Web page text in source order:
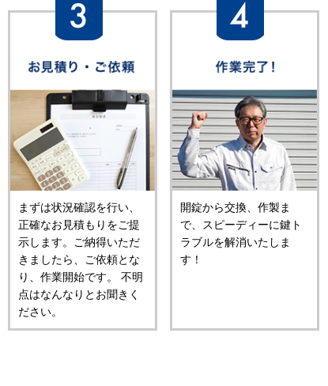
まずは状況確認を行い、
正確なお見積もりをご提
示します。ご納得いただ
きましたら、ご依頼とな
り、作業開始です。 不明
点はなんなりとお聞きく
ださい。
開錠から交換、作製ま
で、スピーディーに鍵ト
ラブルを解消いたしま
す！